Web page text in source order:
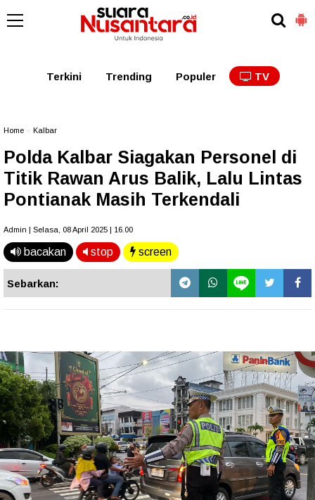
Kalbar Kalteng
Terkini Trending Populer TV
Home Kalbar
Polda Kalbar Siagakan Personel di
Titik Rawan Arus Balik, Lalu Lintas
Pontianak Masih Terkendali
Admin | Selasa, 08 April 2025 | 16.00
bacakan stop screen
Sebarkan: